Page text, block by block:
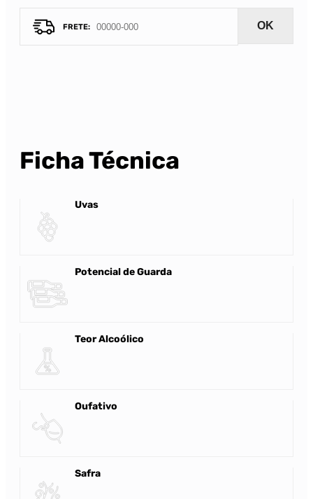
quantidade
OK
Ficha Técnica
Uvas
Potencial de Guarda
Teor Alcoólico
Oufativo
Safra